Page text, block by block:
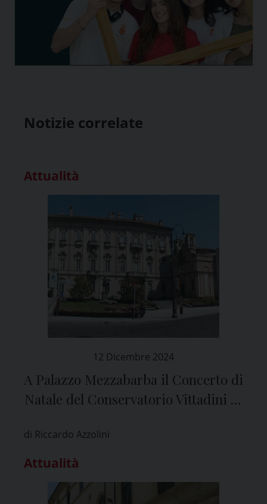
Notizie correlate
Attualità
12 Dicembre 2024
A Palazzo Mezzabarba il Concerto di
Natale del Conservatorio Vittadini di
di Riccardo Azzolini
Attualità